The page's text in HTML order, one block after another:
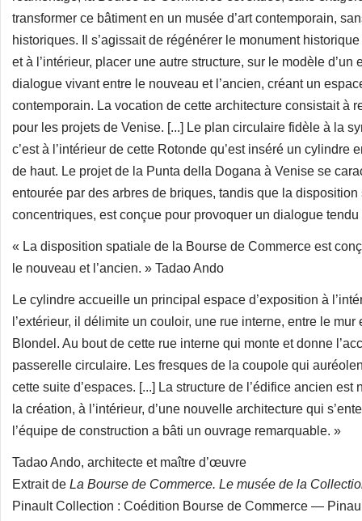
transformer ce bâtiment en un musée d’art contemporain,
historiques. Il s’agissait de régénérer le monument
et à l’intérieur, placer une autre structure, sur le modèle
dialogue vivant entre le nouveau et l’ancien, créant un
contemporain. La vocation de cette architecture consistait à
pour les projets de Venise. [...] Le plan circulaire fidèle à la
c’est à l’intérieur de cette Rotonde qu’est inséré un
de haut. Le projet de la Punta della Dogana à Venise se
entourée par des arbres de briques, tandis que la
concentriques, est conçue pour provoquer un dialogue
« La disposition spatiale de la Bourse de Commerce est
le nouveau et l’ancien. » Tadao Ando
Le cylindre accueille un principal espace d’exposition à
l’extérieur, il délimite un couloir, une rue interne, entre le
Blondel. Au bout de cette rue interne qui monte et donne
passerelle circulaire. Les fresques de la coupole qui
cette suite d’espaces. [...] La structure de l’édifice ancien
la création, à l’intérieur, d’une nouvelle architecture qui
l’équipe de construction a bâti un ouvrage remarquable. »
Tadao Ando, architecte et maître d’œuvre
Extrait de La Bourse de Commerce. Le musée de la
Pinault Collection : Coédition Bourse de Commerce —